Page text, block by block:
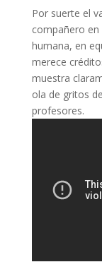
Por suerte el
compañero
humana, en
merece
muestra
ola de gritos
profesores.